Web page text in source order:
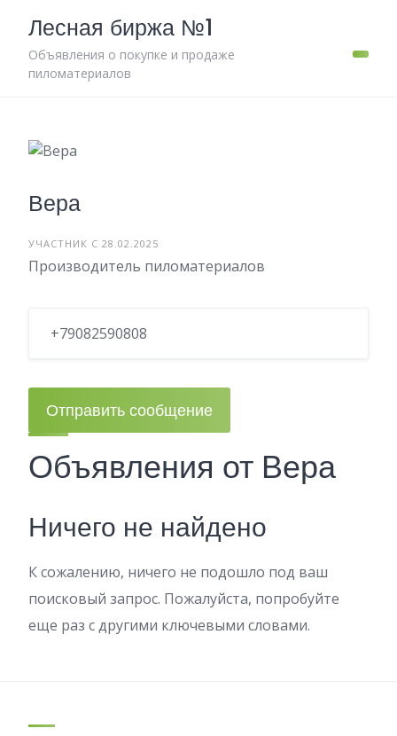
content
Лесная биржа №1
Объявления о покупке и продаже
пиломатериалов
Вера
УЧАСТНИК С 28.02.2025
Производитель пиломатериалов
+79082590808
Отправить сообщение
Объявления от Вера
Ничего не найдено
К сожалению, ничего не подошло под ваш
поисковый запрос. Пожалуйста, попробуйте
еще раз с другими ключевыми словами.